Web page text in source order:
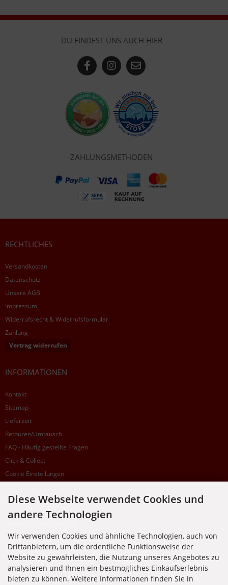
DU FINDEST UNS AUCH HIER
ZAHLUNGSMETHODEN
RECHTLICHES
Versandkosten
Datenschutz
Unsere AGB
Impressum
Widerrufsrecht & Widerrufsformular
Zahlung
Vertrag widerrufen
INFORMATIONEN
Kontakt
Sitemap
Lieferzeit
Retouren/Umtausch
FAQ - Häufig gestellte Fragen
Click & Collect
Cookie Einstellungen
SUPPORTHOTLINE
Zu laufenden Aufträgen oder Fragen allgemein:
Montag, Dienstag, Donnerstag, Freitag: 10:00 - 16:00 Uhr
Mittwoch: 10:00 - 18:00 Uhr
* Kosten: normaler Ortstarif DE, mit Flatratevertrag natürlich kostenlos. Aus dem
Diese Webseite verwendet Cookies und
andere Technologien
Wir verwenden Cookies und ähnliche Technologien, auch von
Drittanbietern, um die ordentliche Funktionsweise der
Website zu gewährleisten, die Nutzung unseres Angebotes zu
analysieren und Ihnen ein bestmögliches Einkaufserlebnis
bieten zu können. Weitere Informationen finden Sie in